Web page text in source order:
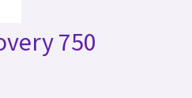
750